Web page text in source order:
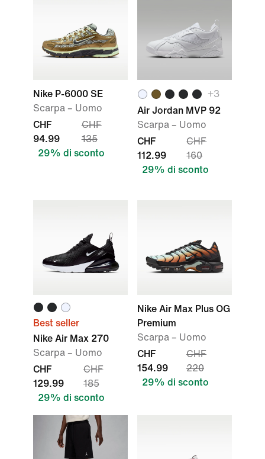
Nike P-6000 SE
Scarpa – Uomo
CHF
94.99
CHF
135
29% di sconto
+3
Air Jordan MVP 92
Scarpa – Uomo
CHF
112.99
CHF
160
29% di sconto
Best seller
Nike Air Max 270
Scarpa – Uomo
CHF
129.99
CHF
185
29% di sconto
Nike Air Max Plus OG
Premium
Scarpa – Uomo
CHF
154.99
CHF
220
29% di sconto